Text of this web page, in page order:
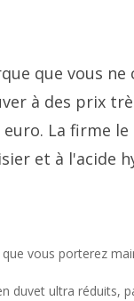
que vous
à des prix
La firme le
et à l'acide
vous porterez
duvet ultra réduits,